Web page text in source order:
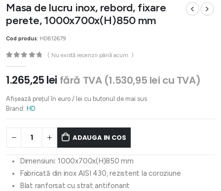
Masa de lucru inox, rebord, fixare
perete, 1000x700x(H)850 mm
Cod produs: HD812679
( Nu există recenzii până acum. )
1.265,25 lei fără TVA (1.530,95 lei cu TVA)
Afișează prețul în euro / lei cu butonul de mai sus
Brand: HD
ADAUGA IN COS
Dimensiuni: 1000x700x(H)850 mm
Fabricată din inox AISI 430, rezistent la coroziune
Blat ranforsat cu strat antifonant